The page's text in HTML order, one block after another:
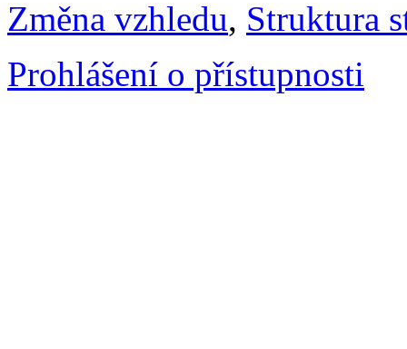
Změna vzhledu, Struktura
Prohlášení o přístupnosti